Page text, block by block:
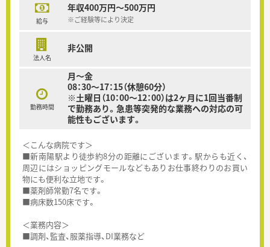
給与
年収400万円～500万円
※ご経験等により決定
法人名
非公開
勤務時間
月～金
08：30～17：15（休憩60分）
※土曜日（10：00～12：00）は2ヶ月に1回当番制
で勤務あり。急患等突発的な業務への対応の可
能性もございます。
＜こんな病院です＞
■新南陽駅より徒歩約8分の距離にございます。駅からも近く、
周辺にはショッピングモールなどもありお仕事終わりのお買い
物にも便利な立地です。
■薬剤師常勤7名です。
■病床数150床です。
＜業務内容＞
■調剤、監査、服薬指導、DI業務など